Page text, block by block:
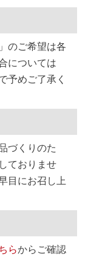
のご希望は各
については
予めご了承く
づくりのた
ておりませ
目にお召し上
らからご確認